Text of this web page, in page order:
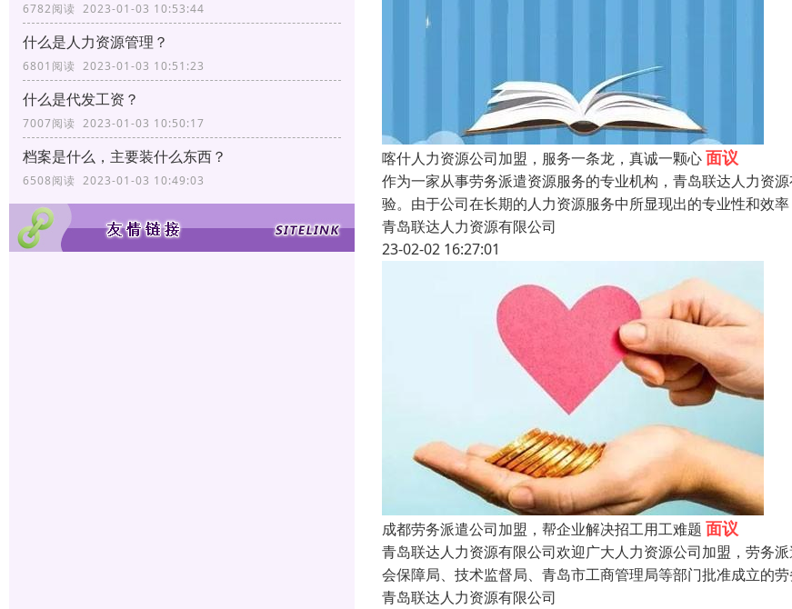
6782阅读 2023-01-03 10:53:44
什么是人力资源管理？
6801阅读 2023-01-03 10:51:23
什么是代发工资？
7007阅读 2023-01-03 10:50:17
档案是什么，主要装什么东西？
6508阅读 2023-01-03 10:49:03
喀什人力资源公司加盟，服务一条龙，真诚一颗心面议
作为一家从事劳务派遣资源服务的专业机构，青岛联达人力资
验。由于公司在长期的人力资源服务中所显现出的专业性和效
青岛联达人力资源有限公司
23-02-02 16:27:01
成都劳务派遣公司加盟，帮企业解决招工用工难题 面议
青岛联达人力资源有限公司欢迎广大人力资源公司加盟，劳务
会保障局、技术监督局、青岛市工商管理局等部门批准成立的
青岛联达人力资源有限公司